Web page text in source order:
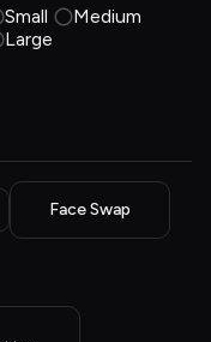
Small
Medium
Large
Face Swap